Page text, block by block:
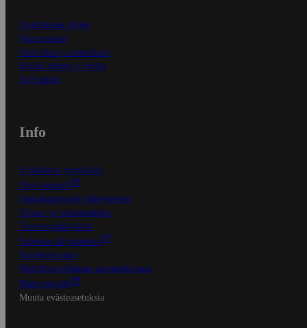
Ensitilaajan ohjeet
Näin maksat
Näin tilaat ja muokkaat
Kaikki ohjeet ja vinkit
In English
Info
S-Business yrityksille
Oiva-raportit
Osuuskauppojen yhteystiedot
Tilaus- ja toimitusehdot
Tietosuojakäytäntö
Palvelun käyttöehdot
Saavutettavuus
Mobiilisovelluksen saavutettavuus
Mainostajalle
Muuta evästeasetuksia